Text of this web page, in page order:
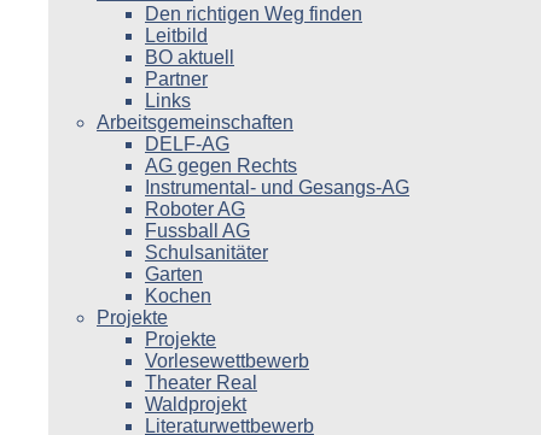
Den richtigen Weg finden
Leitbild
BO aktuell
Partner
Links
Arbeitsgemeinschaften
DELF-AG
AG gegen Rechts
Instrumental- und Gesangs-AG
Roboter AG
Fussball AG
Schulsanitäter
Garten
Kochen
Projekte
Projekte
Vorlesewettbewerb
Theater Real
Waldprojekt
Literaturwettbewerb